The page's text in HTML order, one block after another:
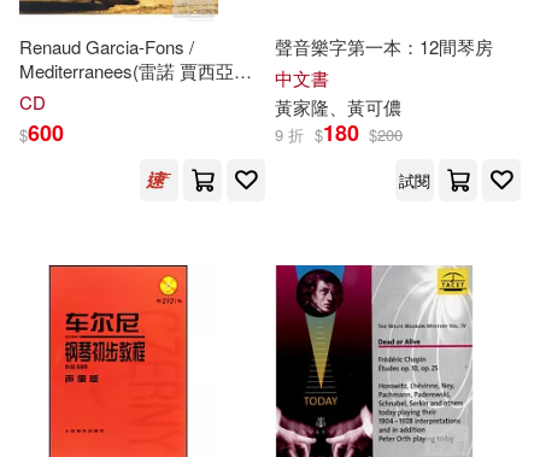
木一(2)
李音浪(2) 林滿秋(2)
老桐(2)
陳學元(2)
湖南文藝出版社(14)
博樂伯樂(11) 音樂之橋(10)
典絃音樂文化出版社(8)
金革(8)
可菲律賓店取(439)
上市日期
一個月內上市新品(5)
(可複選)
適合手機平板閱讀(9)
Renaud Garcia-Fons /
Mediterranees(雷諾 賈西亞范
斯 / 地中海的
CD
$600
聲音樂字第一本：12間琴房
中文書
黃家隆、黃可儂
9 折 $180 $200
試閱